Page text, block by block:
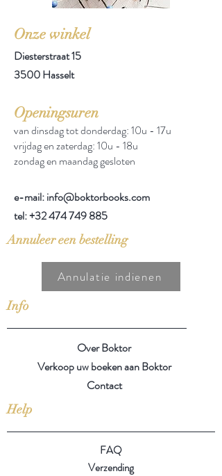
Onze winkel
Diesterstraat 15
3500 Hasselt
Openingsuren
van dinsdag tot donderdag: 10u - 17u
vrijdag en zaterdag: 10u - 18u
zondag en maandag gesloten
e-mail: info@boktorbooks.com
tel:+32 474 749 885
Annuleer een bestelling
Annulatie indienen
Info
Over Boktor
Verkoop uw boeken aan Boktor
Contact
Help
FAQ
Verzending